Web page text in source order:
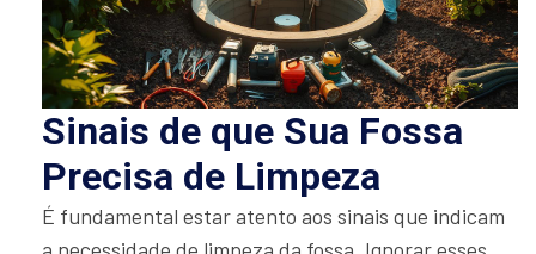
Sinais de que Sua Fossa
Precisa de Limpeza
É fundamental estar atento aos sinais que indicam